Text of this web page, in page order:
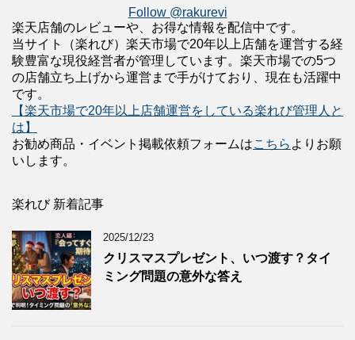
Follow @rakurevi
楽天店舗のレビューや、お得な情報を配信中です。
当サイト（楽れび）楽天市場で20年以上店舗を運営する経
験豊富な現役経営者が管理しています。楽天市場での5つ
の店舗立ち上げから運営まで手がけており、現在も活躍中
です。
【楽天市場で20年以上店舗運営をしている楽れび管理人と
は】
お勧め商品・イベント掲載依頼フォームはこちら よりお願
いします。
楽れび 新着記事
2025/12/23
クリスマスプレゼント、いつ渡す？タイ
ミング問題の意外な答え